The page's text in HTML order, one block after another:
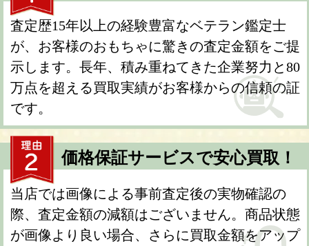
査定歴15年以上の経験豊富なベテラン鑑定士
が、お客様のおもちゃに驚きの査定金額をご提
示します。長年、積み重ねてきた企業努力と80
万点を超える買取実績がお客様からの信頼の証
です。
価格保証サービスで安心買取！
当店では画像による事前査定後の実物確認の
際、査定金額の減額はございません。商品状態
が画像より良い場合、さらに買取金額をアップ